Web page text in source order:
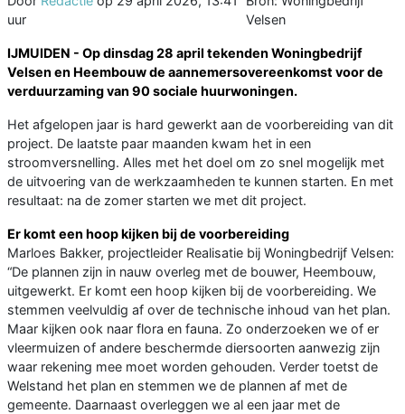
uur
Velsen
IJMUIDEN - Op dinsdag 28 april tekenden Woningbedrijf
Velsen en Heembouw de aannemersovereenkomst voor de
verduurzaming van 90 sociale huurwoningen.
Het afgelopen jaar is hard gewerkt aan de voorbereiding van dit
project. De laatste paar maanden kwam het in een
stroomversnelling. Alles met het doel om zo snel mogelijk met
de uitvoering van de werkzaamheden te kunnen starten. En met
resultaat: na de zomer starten we met dit project.
Er komt een hoop kijken bij de voorbereiding
Marloes Bakker, projectleider Realisatie bij Woningbedrijf Velsen:
“De plannen zijn in nauw overleg met de bouwer, Heembouw,
uitgewerkt. Er komt een hoop kijken bij de voorbereiding. We
stemmen veelvuldig af over de technische inhoud van het plan.
Maar kijken ook naar flora en fauna. Zo onderzoeken we of er
vleermuizen of andere beschermde diersoorten aanwezig zijn
waar rekening mee moet worden gehouden. Verder toetst de
Welstand het plan en stemmen we de plannen af met de
gemeente. Daarnaast overleggen we al een jaar met de